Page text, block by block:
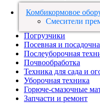
Комбикормовое
Смесители
Погрузчики
Посевная и
Послеуборочная
Почвообработка
Техника для сада и
Уборочная техника
Горюче-смазочные
Запчасти и ремонт